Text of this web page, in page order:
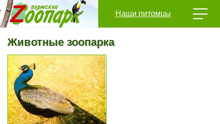
Наши питомцы
Животные зоопарка